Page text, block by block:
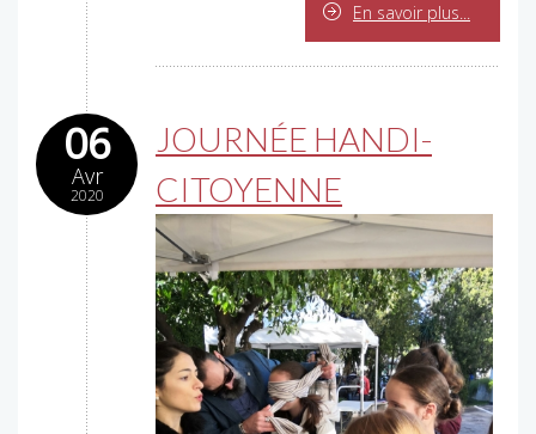
En savoir plus...
06
Avr
2020
JOURNÉE HANDI-
CITOYENNE